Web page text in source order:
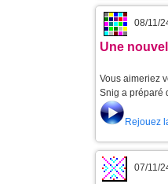
08/11/
Une
Vous aimeriez
Snig a préparé
Rejouez
07/11/